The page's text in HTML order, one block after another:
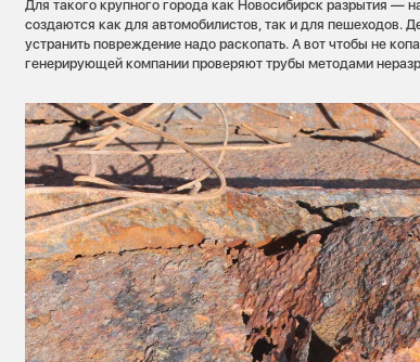
Для такого крупного города как Новосибирск разрытия —
создаются как для автомобилистов, так и для пешеходов.
устранить повреждение надо раскопать. А вот чтобы не
генерирующей компании проверяют трубы методами